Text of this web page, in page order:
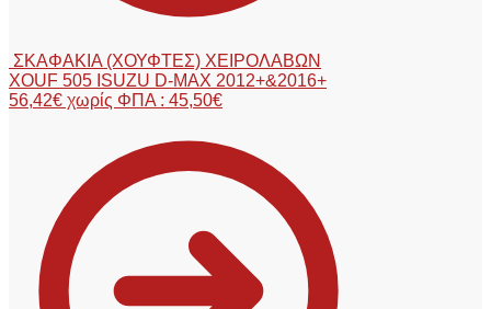
ΣΚΑΦΑΚΙΑ (ΧΟΥΦΤΕΣ) ΧΕΙΡΟΛΑΒΩΝ
XOUF 505 ISUZU D-MAX 2012+&2016+
56,42€ χωρίς ΦΠΑ : 45,50€